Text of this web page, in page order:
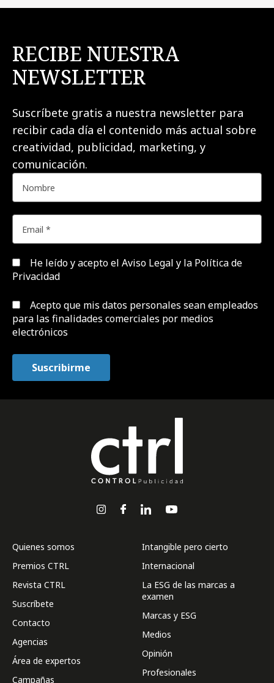
RECIBE NUESTRA
NEWSLETTER
Suscríbete gratis a nuestra newsletter para
recibir cada día el contenido más actual sobre
creatividad, publicidad, marketing, y
comunicación.
He leído y acepto el Aviso Legal y la Política de
Privacidad
Acepto que mis datos personales sean empleados
para las finalidades comerciales por medios
electrónicos
Quienes somos
Premios CTRL
Revista CTRL
Suscríbete
Contacto
Agencias
Área de expertos
Campañas
Intangible pero cierto
Internacional
La ESG de las marcas a
examen
Marcas y ESG
Medios
Opinión
Profesionales